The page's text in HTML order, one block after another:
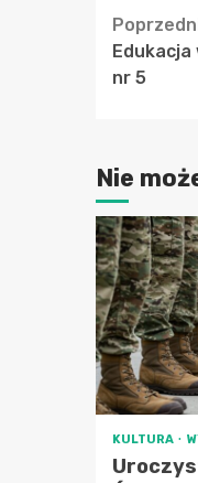
Edukacja
nr 5
Nie
KULTURA